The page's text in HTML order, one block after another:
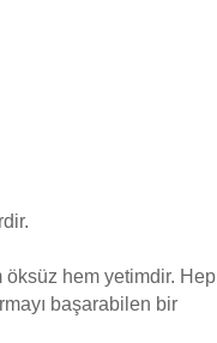
öksüz hem yetimdir. Hep
başarabilen bir